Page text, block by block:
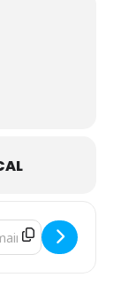
d'un soir -
Address - Histoires